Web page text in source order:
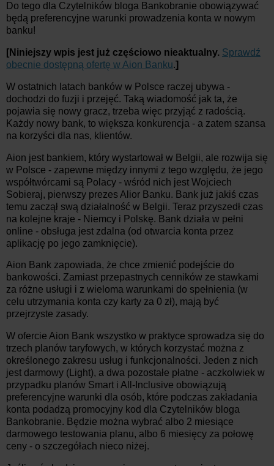
Do tego dla Czytelników bloga Bankobranie obowiązywać
będą preferencyjne warunki prowadzenia konta w nowym
banku!
[Niniejszy wpis jest już częściowo nieaktualny. Sprawdź
obecnie dostępną ofertę w Aion Banku.]
W ostatnich latach banków w Polsce raczej ubywa -
dochodzi do fuzji i przejęć. Taką wiadomość jak ta, że
pojawia się nowy gracz, trzeba więc przyjąć z radością.
Każdy nowy bank, to większa konkurencja - a zatem szansa
na korzyści dla nas, klientów.
Aion jest bankiem, który wystartował w Belgii, ale rozwija się
w Polsce - zapewne między innymi z tego względu, że jego
współtwórcami są Polacy - wśród nich jest Wojciech
Sobieraj, pierwszy prezes Alior Banku. Bank już jakiś czas
temu zaczął swą działalność w Belgii. Teraz przyszedł czas
na kolejne kraje - Niemcy i Polskę. Bank działa w pełni
online - obsługa jest zdalna (od otwarcia konta przez
aplikację po jego zamknięcie).
Aion Bank zapowiada, że chce zmienić podejście do
bankowości. Zamiast przepastnych cenników ze stawkami
za różne usługi i z wieloma warunkami do spełnienia (w
celu utrzymania konta czy karty za 0 zł), mają być
przejrzyste zasady.
W ofercie Aion Bank wszystko w praktyce sprowadza się do
trzech planów taryfowych, w których korzystać można z
określonego zakresu usług i funkcjonalności. Jeden z nich
jest darmowy (Light), a dwa pozostałe płatne - aczkolwiek w
przypadku planów Smart i All-Inclusive obowiązują
preferencyjne warunki dla osób, które podczas zakładania
konta podadzą promocyjny kod dla Czytelników bloga
Bankobranie. Będzie można wybrać albo 2 miesiące
darmowego testowania planu, albo 6 miesięcy za połowę
ceny - o szczegółach nieco niżej.